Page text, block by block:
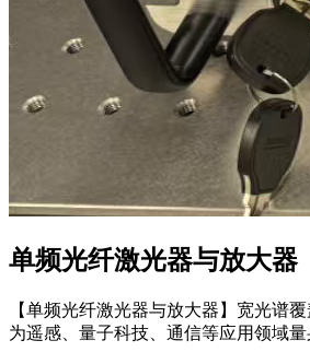
单频光纤激光器与放大器
【单频光纤激光器与放大器】宽光谱
为遥感、量子科技、通信等应用领域量